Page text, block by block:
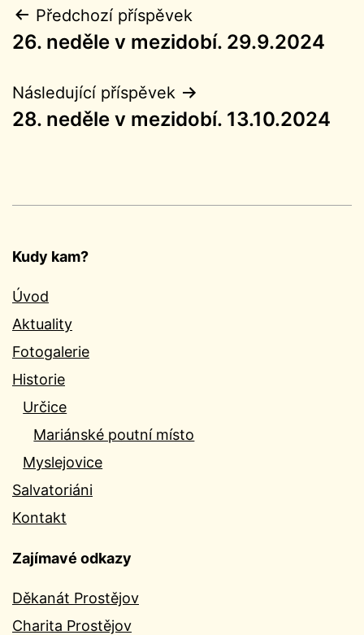
Navigace
pro
příspěvek
Předchozí příspěvek
26. neděle v mezidobí. 29.9.2024
Následující příspěvek
28. neděle v mezidobí. 13.10.2024
Kudy kam?
Úvod
Aktuality
Fotogalerie
Historie
Určice
Mariánské poutní místo
Myslejovice
Salvatoriáni
Kontakt
Zajímavé odkazy
Děkanát Prostějov
Charita Prostějov